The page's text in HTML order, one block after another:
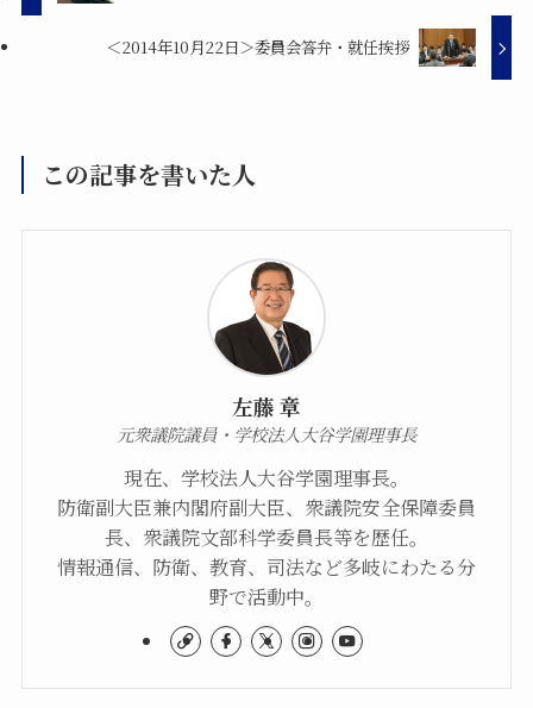
＜2014年10月22日＞委員会答弁・就任挨拶
この記事を書いた人
左藤 章
元衆議院議員・学校法人大谷学園理事長
現在、学校法人大谷学園理事長。
防衛副大臣兼内閣府副大臣、衆議院安全保障委員
長、衆議院文部科学委員長等を歴任。
情報通信、防衛、教育、司法など多岐にわたる分
野で活動中。